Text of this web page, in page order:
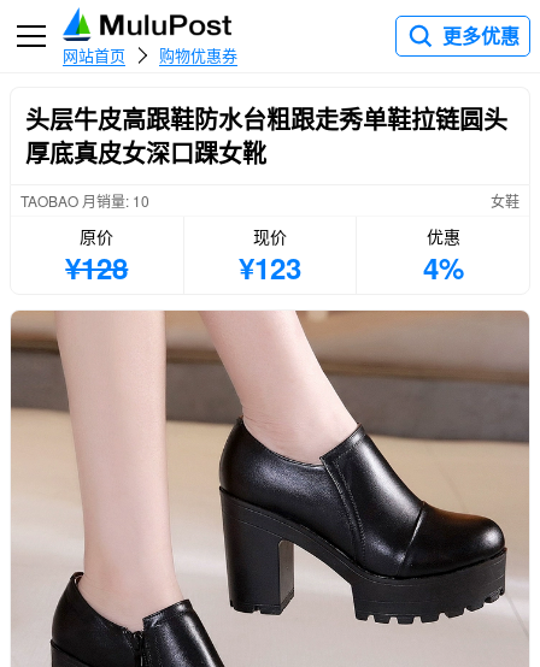
网站首页 购物优惠券
更多优惠
头层牛皮高跟鞋防水台粗跟走秀单鞋拉链圆头
厚底真皮女深口踝女靴
TAOBAO 月销量: 10 女鞋
原价
¥128
现价
¥123
优惠
4%